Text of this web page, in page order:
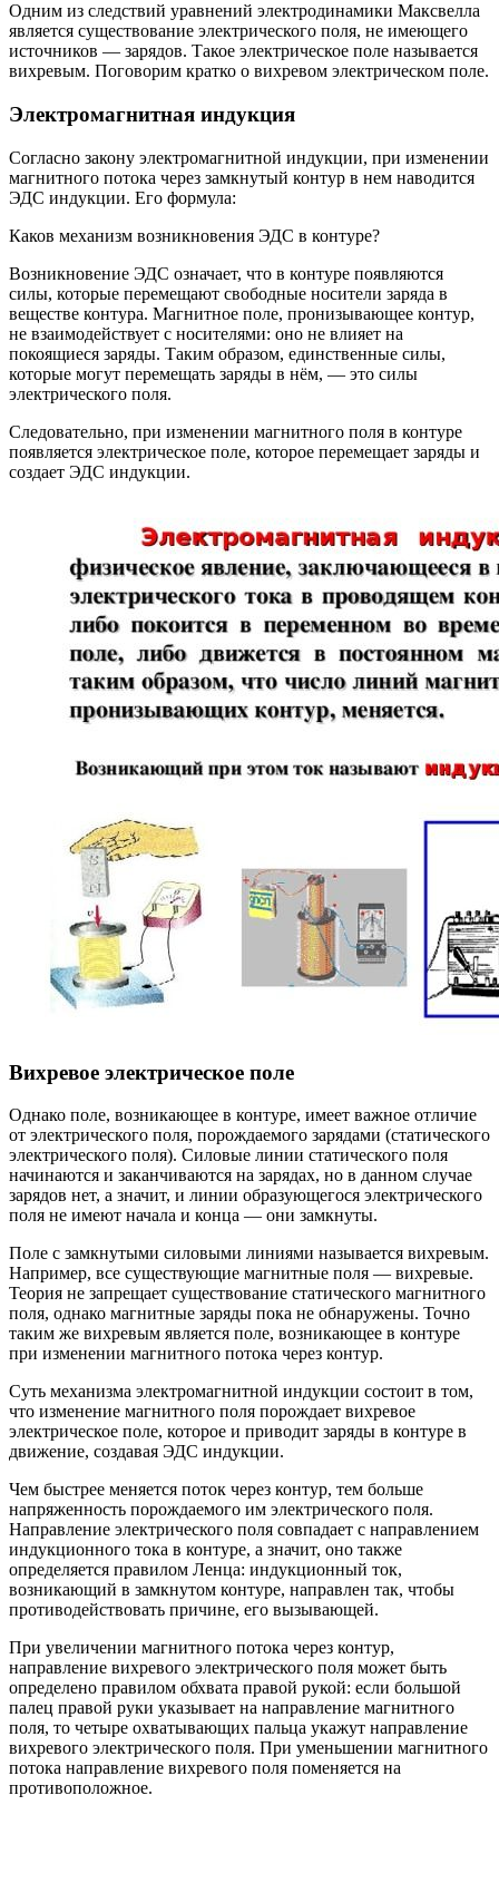
Одним из следствий уравнений электродинамики Максвелла
является существование электрического поля, не имеющего
источников — зарядов. Такое электрическое поле называется
вихревым. Поговорим кратко о вихревом электрическом поле.
Электромагнитная индукция
Согласно закону электромагнитной индукции, при изменении
магнитного потока через замкнутый контур в нем наводится
ЭДС индукции. Его формула:
Каков механизм возникновения ЭДС в контуре?
Возникновение ЭДС означает, что в контуре появляются
силы, которые перемещают свободные носители заряда в
веществе контура. Магнитное поле, пронизывающее контур,
не взаимодействует с носителями: оно не влияет на
покоящиеся заряды. Таким образом, единственные силы,
которые могут перемещать заряды в нём, — это силы
электрического поля.
Следовательно, при изменении магнитного поля в контуре
появляется электрическое поле, которое перемещает заряды и
создает ЭДС индукции.
Вихревое электрическое поле
Однако поле, возникающее в контуре, имеет важное отличие
от электрического поля, порождаемого зарядами (статического
электрического поля). Силовые линии статического поля
начинаются и заканчиваются на зарядах, но в данном случае
зарядов нет, а значит, и линии образующегося электрического
поля не имеют начала и конца — они замкнуты.
Поле с замкнутыми силовыми линиями называется вихревым.
Например, все существующие магнитные поля — вихревые.
Теория не запрещает существование статического магнитного
поля, однако магнитные заряды пока не обнаружены. Точно
таким же вихревым является поле, возникающее в контуре
при изменении магнитного потока через контур.
Суть механизма электромагнитной индукции состоит в том,
что изменение магнитного поля порождает вихревое
электрическое поле, которое и приводит заряды в контуре в
движение, создавая ЭДС индукции.
Чем быстрее меняется поток через контур, тем больше
напряженность порождаемого им электрического поля.
Направление электрического поля совпадает с направлением
индукционного тока в контуре, а значит, оно также
определяется правилом Ленца: индукционный ток,
возникающий в замкнутом контуре, направлен так, чтобы
противодействовать причине, его вызывающей.
При увеличении магнитного потока через контур,
направление вихревого электрического поля может быть
определено правилом обхвата правой рукой: если большой
палец правой руки указывает на направление магнитного
поля, то четыре охватывающих пальца укажут направление
вихревого электрического поля. При уменьшении магнитного
потока направление вихревого поля поменяется на
противоположное.